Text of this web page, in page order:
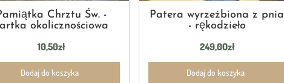
Chrztu Św. -
okolicznościowa
10,50zł
Dodaj do koszyka
Patera wyrzeźbiona z pnia
- rękodzieło
249,00zł
Dodaj do koszyka